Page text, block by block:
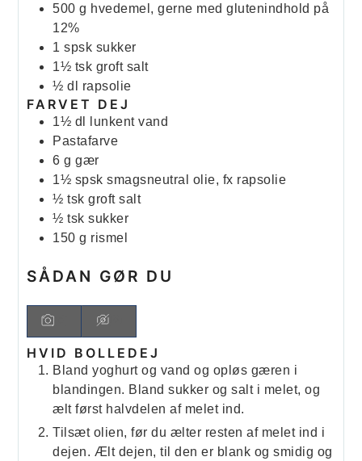
500 g hvedemel, gerne med glutenindhold på
12%
1 spsk sukker
1½ tsk groft salt
½ dl rapsolie
FARVET DEJ
1½ dl
lunkent vand
Pastafarve
6 g gær
1½ spsk smagsneutral olie, fx rapsolie
½ tsk groft salt
½ tsk sukker
150 g rismel
SÅDAN GØR DU
HVID BOLLEDEJ
Bland yoghurt og vand og opløs gæren i
blandingen. Bland sukker og salt i melet, og
ælt først halvdelen af melet ind.
Tilsæt olien, før du ælter resten af melet ind i
dejen. Ælt dejen, til den er blank og smidig og